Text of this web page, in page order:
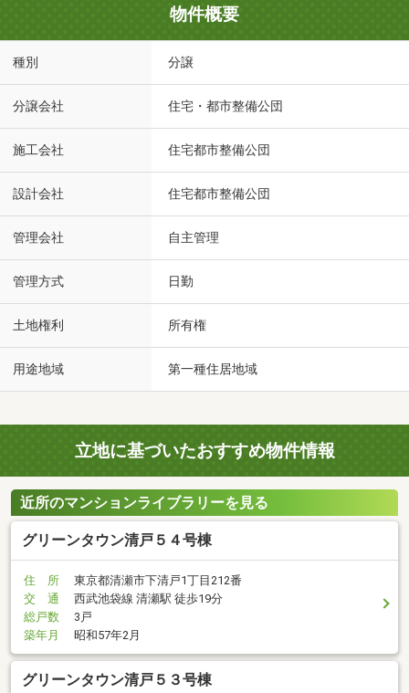
物件概要
種別 分譲
分譲会社 住宅・都市整備公団
施工会社 住宅都市整備公団
設計会社 住宅都市整備公団
管理会社 自主管理
管理方式 日勤
土地権利 所有権
用途地域 第一種住居地域
立地に基づいたおすすめ物件情報
近所のマンションライブラリーを見る
グリーンタウン清戸５４号棟
住 所
東京都清瀬市下清戸1丁目212番
交 通
西武池袋線 清瀬駅 徒歩19分
総戸数
3戸
築年月
昭和57年2月
グリーンタウン清戸５３号棟